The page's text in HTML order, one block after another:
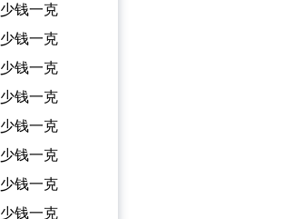
钱一克
钱一克
钱一克
钱一克
钱一克
钱一克
钱一克
钱一克